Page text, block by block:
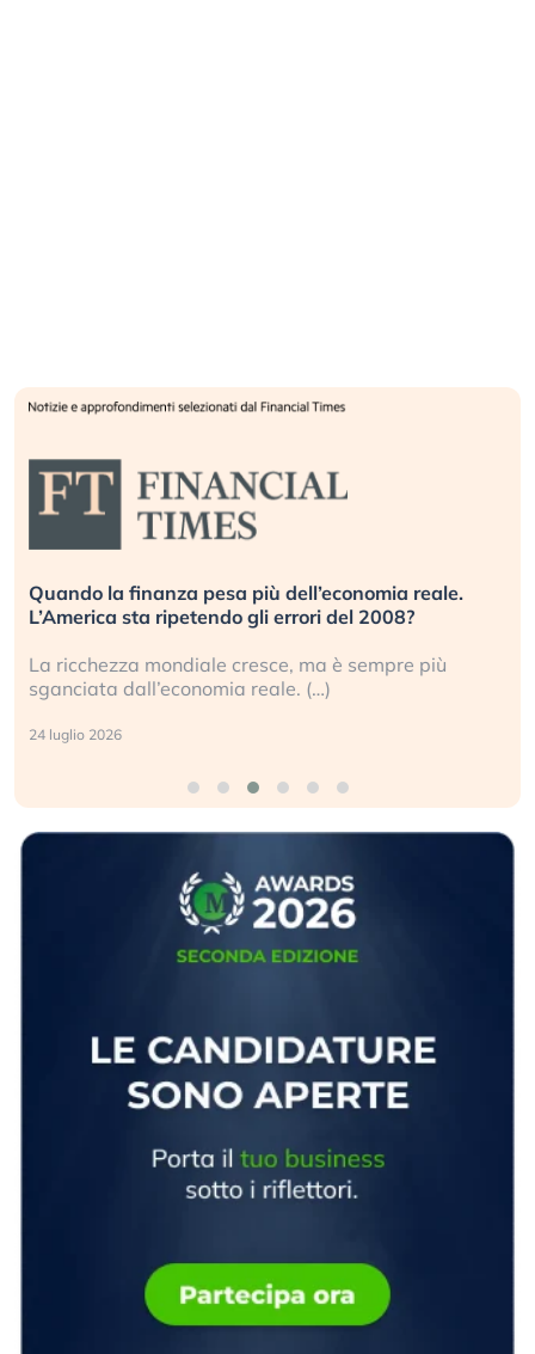
Quando la finanza pesa più dell’economia reale.
L’America sta ripetendo gli errori del 2008?
La ricchezza mondiale cresce, ma è sempre più
sganciata dall’economia reale. (…)
24 luglio 2026